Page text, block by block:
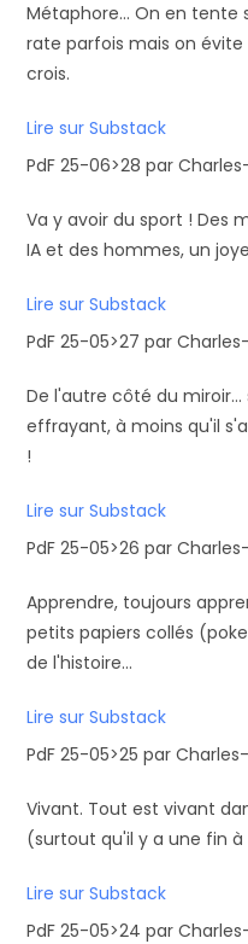
Métaphore... On en tente
rate parfois mais on évite
crois.
Lire sur Substack
PdF 25-06>28 par
Va y avoir du sport ! Des
IA et des hommes, un
Lire sur Substack
PdF 25-05>27 par
De l'autre côté du
effrayant, à moins qu'il
!
Lire sur Substack
PdF 25-05>26 par
Apprendre, toujours
petits papiers collés
de l'histoire...
Lire sur Substack
PdF 25-05>25 par
Vivant. Tout est vivant
(surtout qu'il y a une fin
Lire sur Substack
PdF 25-05>24 par